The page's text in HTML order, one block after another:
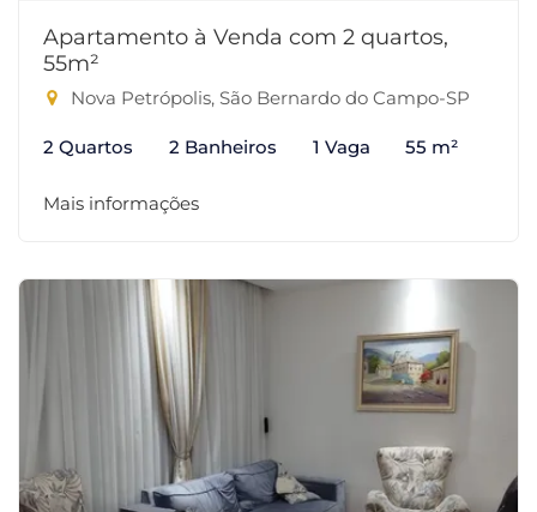
Apartamento à Venda com 2 quartos,
55m²
Nova Petrópolis, São Bernardo do Campo-SP
2 Quartos 2 Banheiros 1 Vaga 55 m²
Mais informações